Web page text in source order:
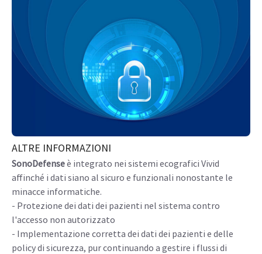
ALTRE INFORMAZIONI
SonoDefenseè integrato nei sistemi ecografici Vivid
affinché i dati siano al sicuro e funzionali nonostante le
minacce informatiche.
- Protezione dei dati dei pazienti nel sistema contro
l'accesso non autorizzato
- Implementazione corretta dei dati dei pazienti e delle
policy di sicurezza, pur continuando a gestire i flussi di